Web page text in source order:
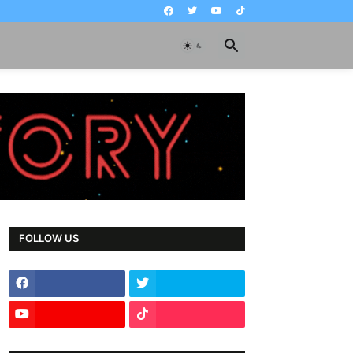
FOLLOW US